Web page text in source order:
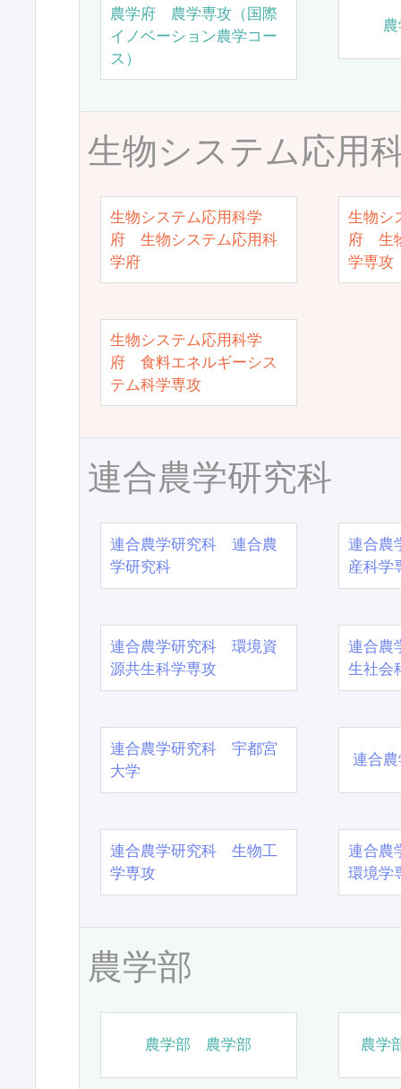
農学府 農学専攻（国際
イノベーション農学コー
ス）
生物システム応用
生物システム応用科学
府 生物システム応用科
学府
生物シ
府 生
学専攻
生物システム応用科学
府 食料エネルギーシス
テム科学専攻
連合農学研究科
連合農学研究科 連合農
学研究科
連合農
産科学
連合農学研究科 環境資
源共生科学専攻
連合農
生社会
連合農学研究科 宇都宮
大学
連合
連合農学研究科 生物工
学専攻
連合農
環境学
農学部
農学部 農学部 農学